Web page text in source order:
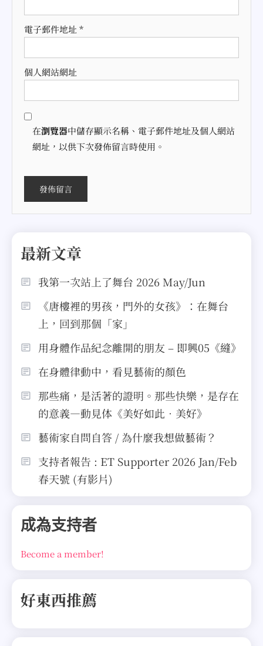
電子郵件地址 *
個人網站網址
在瀏覽器中儲存顯示名稱、電子郵件地址及個人網站
網址，以供下次發佈留言時使用。
最新文章
我第一次站上了舞台 2026 May/Jun
《唐樓裡的男孩，門外的女孩》：在舞台
上，回到那個「家」
用身體作品紀念離開的朋友 – 即興05《縫》
在身體律動中，看見藝術的顏色
那些痛，是活著的證明。那些快樂，是存在
的意義—動見体《美好如此．美好》
藝術家自問自答 / 為什麼我想做藝術？
支持者報告 : ET Supporter 2026 Jan/Feb
春天號 (有影片)
成為支持者
Become a member!
好東西推薦